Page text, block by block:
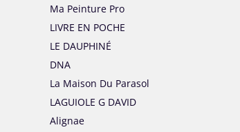
Ma Peinture Pro
LIVRE EN POCHE
LE DAUPHINÉ
DNA
La Maison Du Parasol
LAGUIOLE G DAVID
Alignae